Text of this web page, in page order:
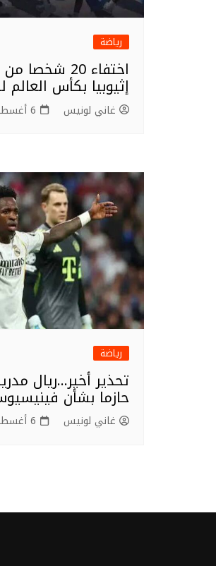
رياضة
اختفاء 20
إثيوبيا بكأس
غاني لونيس 6 أغسطس 2026
رياضة
تحذير أخير…ريال
حازما بشأن
غاني لونيس 6 أغسطس 2026